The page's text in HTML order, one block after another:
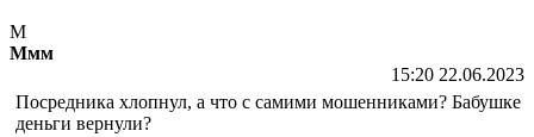
М
Ммм
15:20 22.06.2023
Посредника хлопнул, а что с самими мошенниками? Бабушке
деньги вернули?